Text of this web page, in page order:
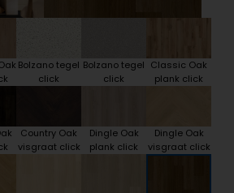
Bolzano tegel
click
Bolzano tegel
click
Classic Oak
plank click
Country Oak
visgraat click
Dingle Oak
plank click
Dingle Oak
visgraat click